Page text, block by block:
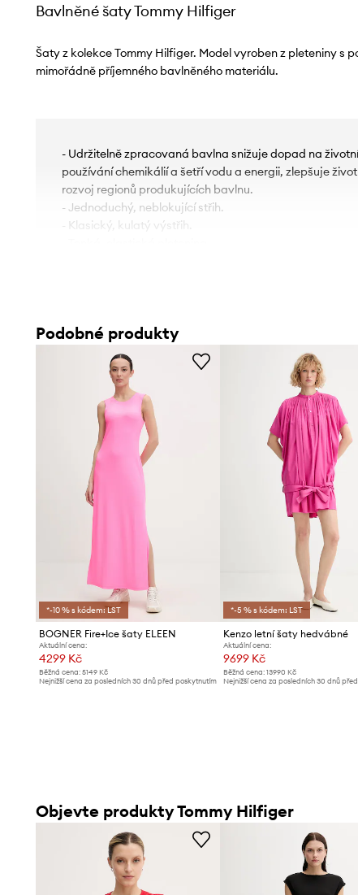
Bavlněné šaty Tommy Hilfiger
Šaty z kolekce Tommy Hilfiger. Model vyroben z pleteniny s
mimořádně příjemného bavlněného materiálu.
- Udržitelně zpracovaná bavlna snižuje dopad na
používání chemikálií a šetří vodu a energii, zlepšuje
rozvoj regionů produkujících bavlnu.
- Jednoduchý, neblokující střih.
- Klasický, kulatý výstřih.
Podobné produkty
*-10 % s kódem: LST
BOGNER Fire+Ice šaty ELEEN
Aktuální cena:
4299 Kč
Běžná cena: 5149 Kč
Nejnižší cena za posledních 30 dnů před poskytnutím
*-5 % s kódem: LST
Kenzo letní šaty hedvábné
Aktuální cena:
9699 Kč
Běžná cena:13990 Kč
Nejnižší cena za posledních 30 dnů
Objevte produkty Tommy Hilfiger